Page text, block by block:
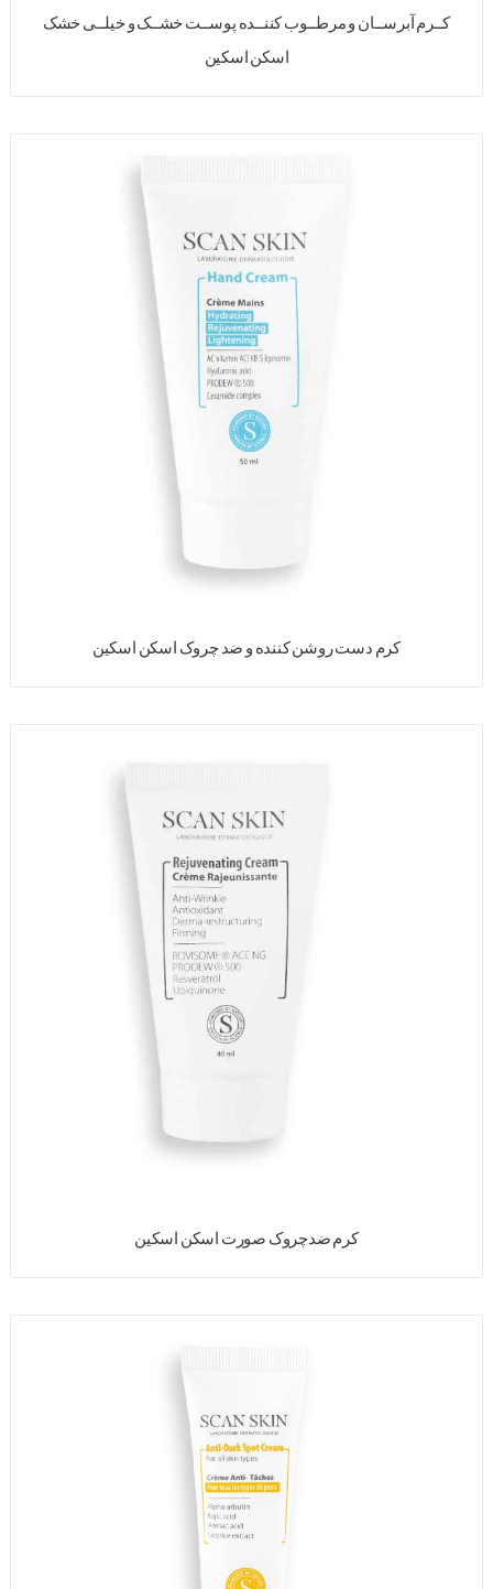
کــرم آبرســان و مرطــوب کننــده پوســت خشــک و خیلــی خشک
اسکن اسکین
کرم دست روشن کننده و ضد چروک اسکن اسکین
کرم ضدچروک صورت اسکن اسکین